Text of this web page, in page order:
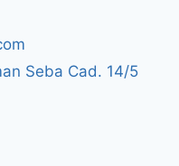
Seba Cad. 14/5